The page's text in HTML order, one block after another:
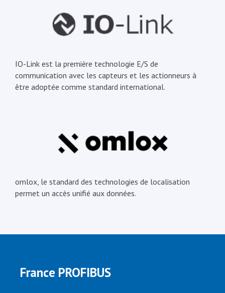
IO-Link est la première technologie E/S de
communication avec les capteurs et les actionneurs à
être adoptée comme standard international.
omlox, le standard des technologies de localisation
permet un accès unifié aux données.
France PROFIBUS